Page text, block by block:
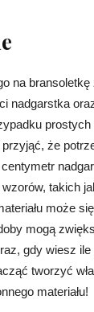
na
nadgarstka
że
takich
może
mogą
gdy wiesz
tworzyć
materiału!